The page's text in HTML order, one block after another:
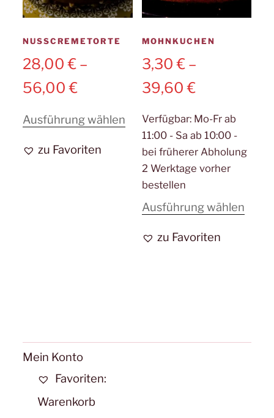
NUSSCREMETORTE
28,00€–
56,00€
Ausführung wählenDieses
Produkt
weist
mehrere
Varianten
auf.
gewählt
zu Favoriten
MOHNKUCHEN
3,30€–
39,60€
Verfügbar: Mo-Fr ab
11:00 - Sa ab 10:00 -
bei früherer Abholung
2 Werktage vorher
bestellen
Ausführung wählen
zu Favoriten
Mein Konto
Favoriten:
Warenkorb